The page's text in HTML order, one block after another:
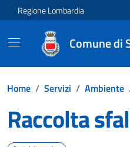
Vai ai contenuti
Vai al footer
Regione Lombardia
Comune di
Home / Servizi / Ambiente
Raccolta